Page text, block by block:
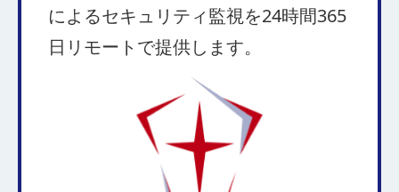
によるセキュリティ監視を24時間365
日リモートで提供します。